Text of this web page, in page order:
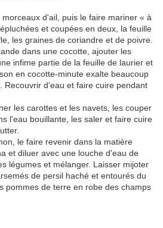
d'ail, puis le faire mariner « à
et coupées en deux, la feuille
les graines de coriandre et de poivre.
dans une cocotte, ajouter les
infime partie de la feuille de laurier et
en cocotte-minute exalte beaucoup
Recouvrir d'eau et faire cuire pendant
les carottes et les navets, les couper
l'eau bouillante, les saler et faire cuire
le faire revenir dans la matière
et diluer avec une louche d'eau de
légumes et mélanger. Laisser mijoter
de persil haché et entourés du
pommes de terre en robe des champs